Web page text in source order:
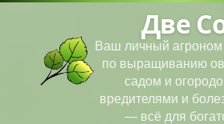
Перейти
Две
Ваш личный
по выращиванию
садом и
вредителями и
— всё для